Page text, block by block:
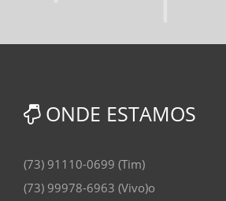
ONDE ESTAMOS
(73) 91110-0699 (Tim)
(73) 99978-6963 (Vivo)o